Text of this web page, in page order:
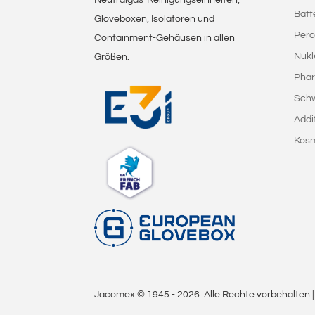
Gloveboxen, Isolatoren und
Containment-Gehäusen in allen
Größen.
Jacomex © 1945 -2026. Alle Rechte vorbehalten